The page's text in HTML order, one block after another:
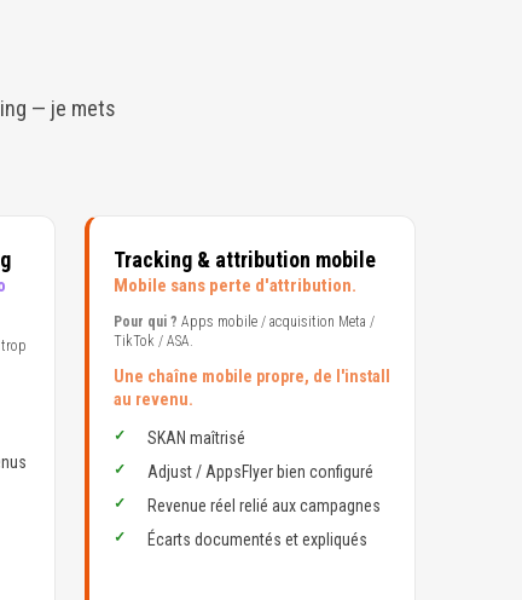
— je mets
Tracking & attribution mobile
Mobile sans perte d'attribution.
Pour qui ? Apps mobile / acquisition Meta /
TikTok / ASA.
Une chaîne mobile propre, de l'install
au revenu.
SKAN maîtrisé
Adjust / AppsFlyer bien configuré
Revenue réel relié aux campagnes
Écarts documentés et expliqués